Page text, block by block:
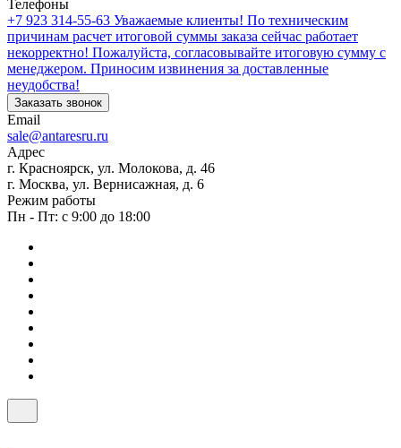
Телефоны
+7 923 314-55-63 Уважаемые клиенты! По техническим
причинам расчет итоговой суммы заказа сейчас работает
некорректно! Пожалуйста, согласовывайте итоговую сумму с
менеджером. Приносим извинения за доставленные
неудобства!
Заказать звонок
Email
sale@antaresru.ru
Адрес
г. Красноярск, ул. Молокова, д. 46
г. Москва, ул. Вернисажная, д. 6
Режим работы
Пн - Пт: с 9:00 до 18:00